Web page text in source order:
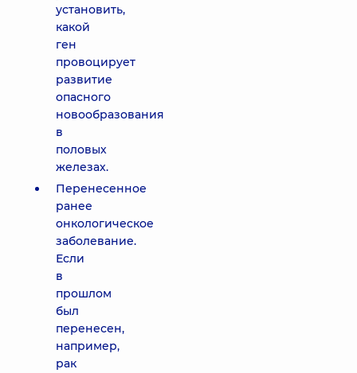
установить,
какой
ген
провоцирует
развитие
опасного
новообразования
в
половых
железах.
Перенесенное
ранее
онкологическое
заболевание.
Если
в
прошлом
был
перенесен,
например,
рак